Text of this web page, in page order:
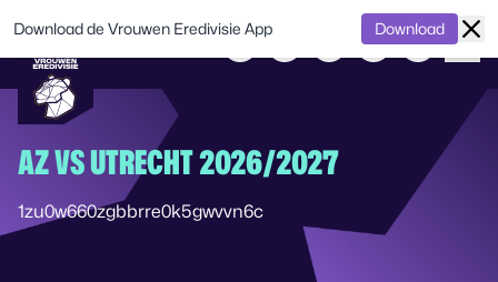
AZ VS UTRECHT 2026/2027
1zu0w660zgbbrre0k5gwvvn6c
Download de Vrouwen Eredivisie App Download